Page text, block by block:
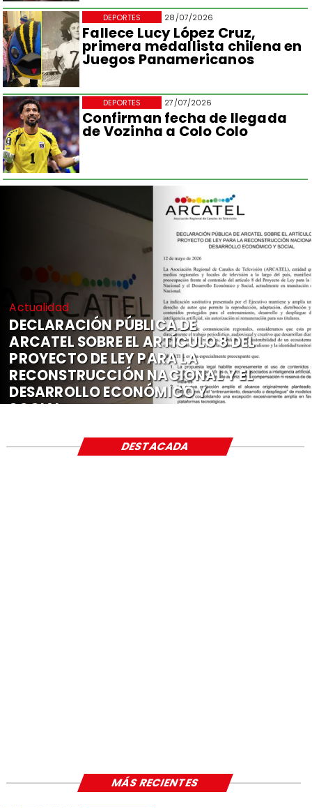
28/07/2026
Fallece Lucy López Cruz,
primera medallista chilena en
Juegos Panamericanos
DEPORTES
27/07/2026
Confirman fecha de llegada
de Vozinha a Colo Colo
DEPORTES
Actualidad
DECLARACIÓN PÚBLICA DE
ARCATEL SOBRE EL ARTÍCULO 8 DEL
PROYECTO DE LEY PARA LA
RECONSTRUCCIÓN NACIONAL Y EL
DESARROLLO ECONÓMICO Y
SOCIAL
DESTACADA
MÁS RECIENTES